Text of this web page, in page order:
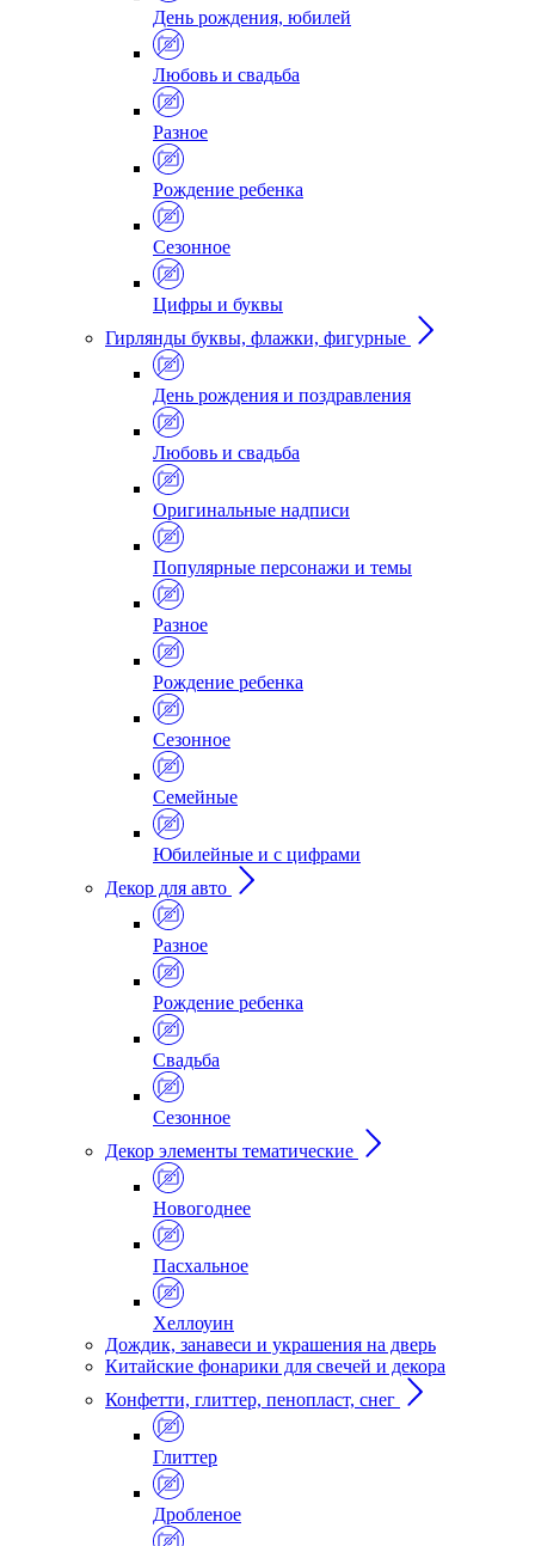
День рождения, юбилей
Любовь и свадьба
Разное
Рождение ребенка
Сезонное
Цифры и буквы
Гирлянды буквы, флажки, фигурные
День рождения и поздравления
Любовь и свадьба
Оригинальные надписи
Популярные персонажи и темы
Разное
Рождение ребенка
Сезонное
Семейные
Юбилейные и с цифрами
Декор для авто
Разное
Рождение ребенка
Свадьба
Сезонное
Декор элементы тематические
Новогоднее
Пасхальное
Хеллоуин
Дождик, занавеси и украшения на дверь
Китайские фонарики для свечей и декора
Конфетти, глиттер, пенопласт, снег
Глиттер
Дробленое